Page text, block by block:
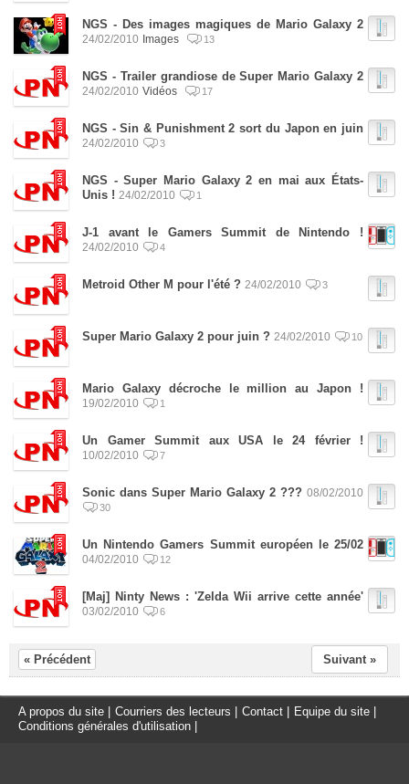
NGS - Des images magiques de Mario Galaxy 2
24/02/2010 Images 13
NGS - Trailer grandiose de Super Mario Galaxy 2
24/02/2010 Vidéos 17
NGS - Sin & Punishment 2 sort du Japon en juin
24/02/2010 3
NGS - Super Mario Galaxy 2 en mai aux États-
Unis ! 24/02/2010 1
J-1 avant le Gamers Summit de Nintendo !
24/02/2010 4
Metroid Other M pour l'été ? 24/02/2010 3
Super Mario Galaxy 2 pour juin ? 24/02/2010 10
Mario Galaxy décroche le million au Japon !
19/02/2010 1
Un Gamer Summit aux USA le 24 février !
10/02/2010 7
Sonic dans Super Mario Galaxy 2 ??? 08/02/2010
30
Un Nintendo Gamers Summit européen le 25/02
04/02/2010 12
[Maj] Ninty News : 'Zelda Wii arrive cette année'
03/02/2010 6
« Précédent Suivant »
A propos du site Courriers des lecteurs Contact Equipe du site
Conditions générales d'utilisation